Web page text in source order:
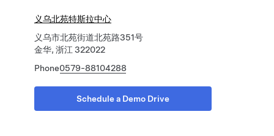
义乌北苑特斯拉中心
义乌市北苑街道北苑路351号
金华, 浙江 322022
Phone0579-88104288
Schedule a Demo Drive